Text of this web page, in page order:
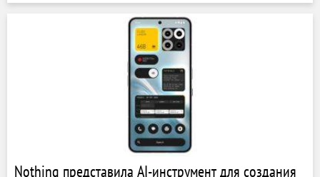
Nothing представила AI-инструмент для создания